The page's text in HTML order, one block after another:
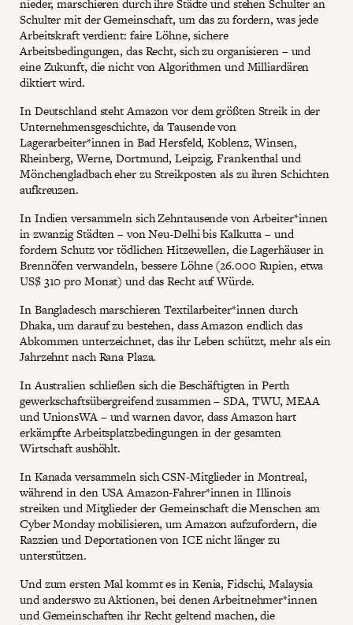
Schulter mit der Gemeinschaft, um das zu fordern, was jede
Arbeitskraft verdient: faire Löhne, sichere
Arbeitsbedingungen, das Recht, sich zu organisieren – und
eine Zukunft, die nicht von Algorithmen und Milliardären
diktiert wird.
In Deutschland steht Amazon vor dem größten Streik in der
Unternehmensgeschichte, da Tausende von
Lagerarbeiter*innen in Bad Hersfeld, Koblenz, Winsen,
Rheinberg, Werne, Dortmund, Leipzig, Frankenthal und
Mönchengladbach eher zu Streikposten als zu ihren Schichten
aufkreuzen.
In Indien versammeln sich Zehntausende von Arbeiter*innen
in zwanzig Städten – von Neu-Delhi bis Kalkutta – und
fordern Schutz vor tödlichen Hitzewellen, die Lagerhäuser in
Brennöfen verwandeln, bessere Löhne (26.000 Rupien, etwa
US$ 310 pro Monat) und das Recht auf Würde.
In Bangladesch marschieren Textilarbeiter*innen durch
Dhaka, um darauf zu bestehen, dass Amazon endlich das
Abkommen unterzeichnet, das ihr Leben schützt, mehr als ein
Jahrzehnt nach Rana Plaza.
In Australien schließen sich die Beschäftigten in Perth
gewerkschaftsübergreifend zusammen – SDA, TWU, MEAA
und UnionsWA – und warnen davor, dass Amazon hart
erkämpfte Arbeitsplatzbedingungen in der gesamten
Wirtschaft aushöhlt.
In Kanada versammeln sich CSN-Mitglieder in Montreal,
während in den USA Amazon-Fahrer*innen in Illinois
streiken und Mitglieder der Gemeinschaft die Menschen am
Cyber Monday mobilisieren, um Amazon aufzufordern, die
Razzien und Deportationen von ICE nicht länger zu
unterstützen.
Und zum ersten Mal kommt es in Kenia, Fidschi, Malaysia
und anderswo zu Aktionen, bei denen Arbeitnehmer*innen
und Gemeinschaften ihr Recht geltend machen, die